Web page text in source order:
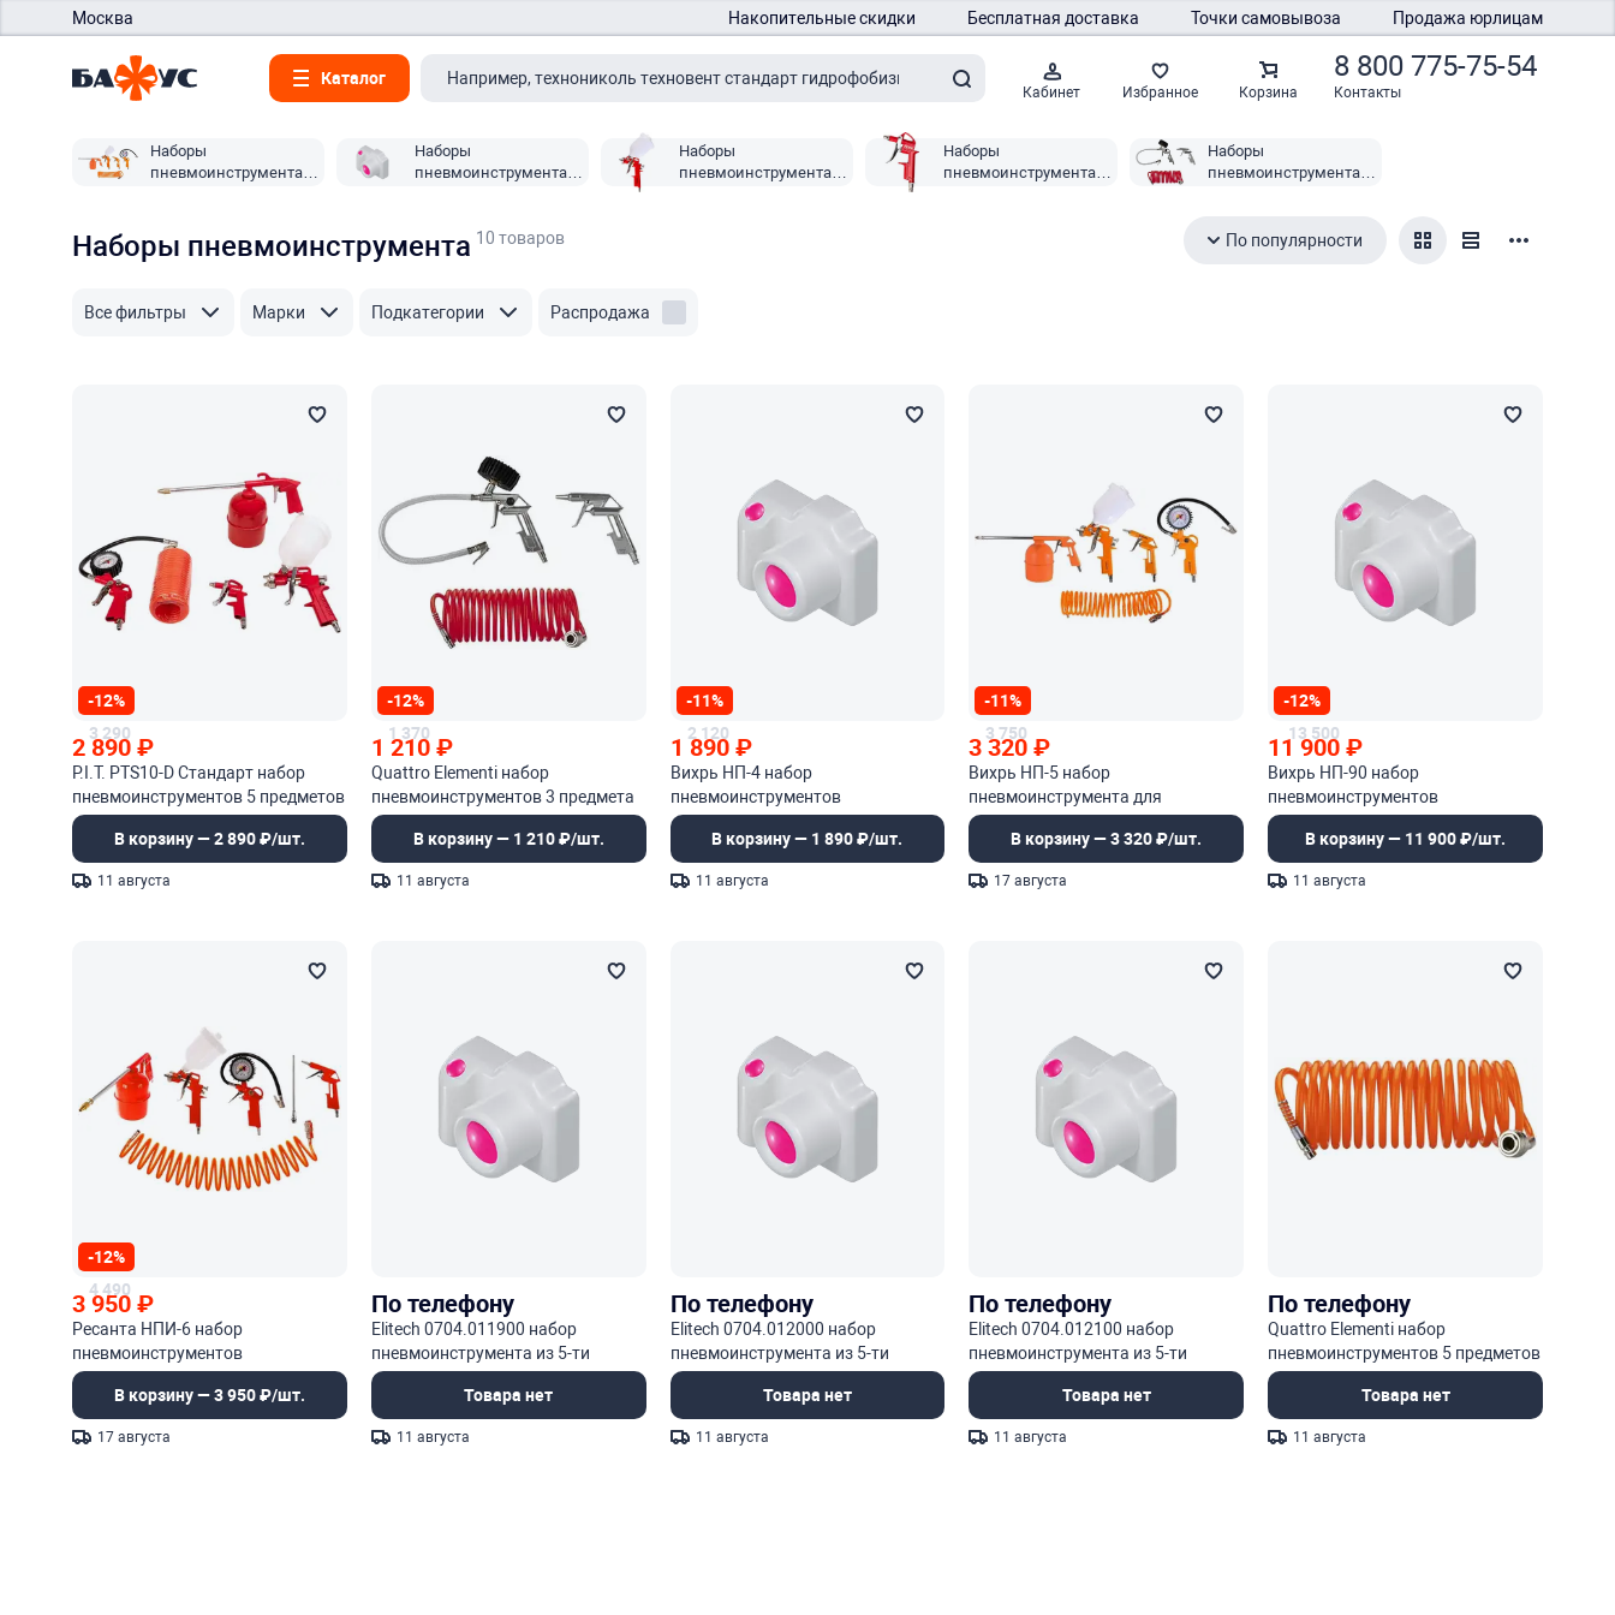
Москва Накопительные скидки Бесплатная доставка Точки самовывоза Продажа юрлицам
Каталог
Кабинет Избранное Корзина
8 800 775-75-54
Контакты
Наборы
пневмоинструмента
Наборы
пневмоинструмента
Наборы
пневмоинструмента
Наборы
пневмоинструмента
Наборы
пневмоинструмента
Наборы пневмоинструмента10 товаров По популярности
Все фильтры Марки Подкатегории Распродажа
-12%
3 290
2 890₽
P.I.T. PTS10-D Стандарт набор
пневмоинструментов 5 предметов
В корзину — 2 890 ₽/шт.
11 августа
-12%
1 370
1 210₽
Quattro Elementi набор
пневмоинструментов 3 предмета
В корзину — 1 210 ₽/шт.
11 августа
-11%
2 120
1 890 ₽
Вихрь НП-4 набор
пневмоинструментов
В корзину — 1 890 ₽/шт.
11 августа
-11%
3 750
3 320₽
Вихрь НП-5 набор
пневмоинструмента для
компрессора
В корзину — 3 320 ₽/шт.
17 августа
-12%
13 500
11 900₽
Вихрь НП-90 набор
пневмоинструментов
В корзину — 11 900 ₽/шт.
11 августа
-12%
4 490
3 950₽
Ресанта НПИ-6 набор
пневмоинструментов
В корзину — 3 950 ₽/шт.
17 августа
По телефону
Elitech 0704.011900 набор
пневмоинструмента из 5-ти
предметов
Товара нет
11 августа
По телефону
Elitech 0704.012000 набор
пневмоинструмента из 5-ти
предметов
Товара нет
11 августа
По телефону
Elitech 0704.012100 набор
пневмоинструмента из 5-ти
предметов
Товара нет
11 августа
По телефону
Quattro Elementi набор
пневмоинструментов 5 предметов
Товара нет
11 августа